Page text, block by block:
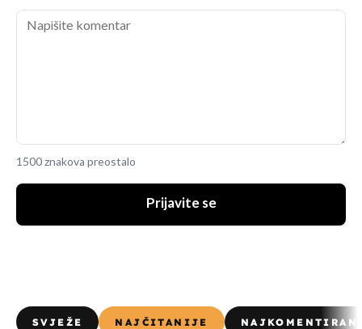
1500 znakova preostalo
Prijavite se
SVJEŽE NAJČITANIJE